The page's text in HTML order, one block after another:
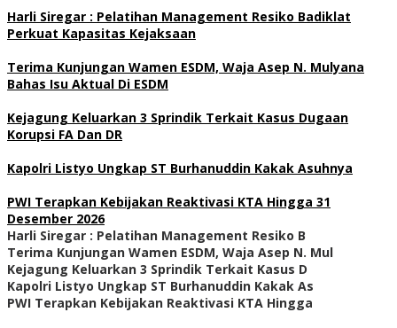
Harli Siregar : Pelatihan Management Resiko Badiklat
Perkuat Kapasitas Kejaksaan
Terima Kunjungan Wamen ESDM, Waja Asep N. Mulyana
Bahas Isu Aktual Di ESDM
Kejagung Keluarkan 3 Sprindik Terkait Kasus Dugaan
Korupsi FA Dan DR
Kapolri Listyo Ungkap ST Burhanuddin Kakak Asuhnya
PWI Terapkan Kebijakan Reaktivasi KTA Hingga 31
Desember 2026
Harli Siregar : Pelatihan Management Resiko B
Terima Kunjungan Wamen ESDM, Waja Asep N. Mul
Kejagung Keluarkan 3 Sprindik Terkait Kasus D
Kapolri Listyo Ungkap ST Burhanuddin Kakak As
PWI Terapkan Kebijakan Reaktivasi KTA Hingga